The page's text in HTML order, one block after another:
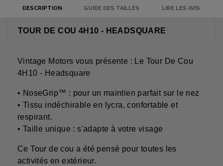
DESCRIPTION GUIDE DES TAILLES LIRE LES AVIS
TOUR DE COU 4H10 - HEADSQUARE
Vintage Motors vous présente : Le Tour De Cou
4H10 - Headsquare
• NoseGrip™ : pour un maintien parfait sur le nez
• Tissu indéchirable en lycra, confortable et
respirant.
• Taille unique : s'adapte à votre visage
Ce Tour de cou a été pensé pour toutes les
activités en extérieur.